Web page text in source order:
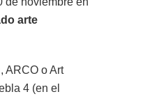
arte
ARCO o Art
4 (en el